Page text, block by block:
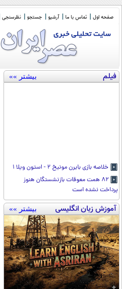
صفحه اول تماس با ما آرشیو جستجو نظرسنجی
فیلم بیشتر »»
خلاصه بازی بایرن مونیخ ۲ - استون ویلا ۱
۸۲ همت معوقات بازنشستگان هنوز
پرداخت نشده است
آموزش زبان انگلیسی بیشتر »»